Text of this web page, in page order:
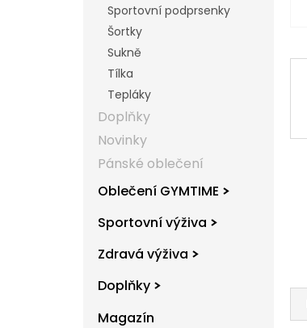
Sportovní podprsenky
Šortky
Sukně
Tílka
Tepláky
Doplňky
Novinky
Pánské oblečení
Oblečení GYMTIME
Sportovní výživa
Zdravá výživa
Doplňky
Magazín